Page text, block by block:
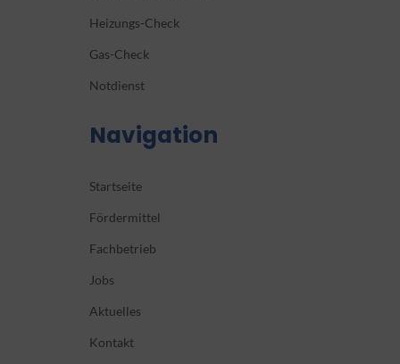
Heizungs-Check
Gas-Check
Notdienst
Navigation
Startseite
Fördermittel
Fachbetrieb
Jobs
Aktuelles
Kontakt